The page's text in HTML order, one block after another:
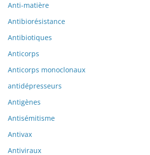
Anti-matière
Antibiorésistance
Antibiotiques
Anticorps
Anticorps monoclonaux
antidépresseurs
Antigènes
Antisémitisme
Antivax
Antiviraux